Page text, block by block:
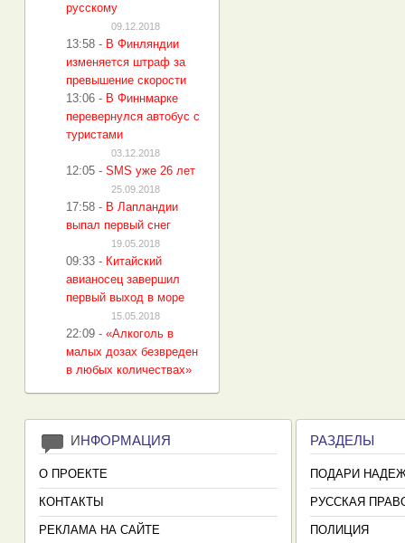
русскому
09.12.2018
13:58 - В Финляндии
изменяется штраф за
превышение скорости
13:06 - В Финнмарке
перевернулся автобус с
туристами
03.12.2018
12:05 - SMS уже 26 лет
25.09.2018
17:58 - В Лапландии
выпал первый снег
19.05.2018
09:33 - Китайский
авианосец завершил
первый выход в море
15.05.2018
22:09 - «Алкоголь в
малых дозах безвреден
в любых количествах»
ИНФОРМАЦИЯ
О ПРОЕКТЕ
КОНТАКТЫ
РЕКЛАМА НА САЙТЕ
РАЗДЕЛЫ
ПОДАРИ
РУССКАЯ
ПОЛИЦИЯ